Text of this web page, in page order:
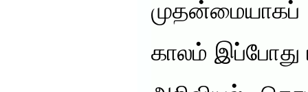
காலம் இப்போது